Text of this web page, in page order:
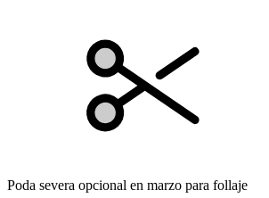
Poda severa opcional en marzo para follaje